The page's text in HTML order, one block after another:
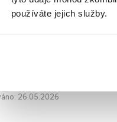
používáte jejich služby.
si vhodného
Vojtěch
s financováním vašeho
26.05.2026